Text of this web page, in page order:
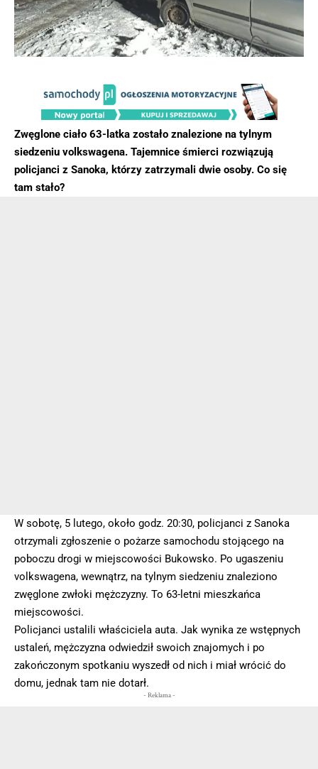
Zwęglone ciało 63-latka zostało znalezione na tylnym
siedzeniu volkswagena. Tajemnice śmierci rozwiązują
policjanci z Sanoka, którzy zatrzymali dwie osoby. Co się
tam stało?
W sobotę, 5 lutego, około godz. 20:30, policjanci z Sanoka
otrzymali zgłoszenie o pożarze samochodu stojącego na
poboczu drogi w miejscowości Bukowsko. Po ugaszeniu
volkswagena, wewnątrz, na tylnym siedzeniu znaleziono
zwęglone zwłoki mężczyzny. To 63-letni mieszkańca
miejscowości.
Policjanci ustalili właściciela auta. Jak wynika ze wstępnych
ustaleń, mężczyzna odwiedził swoich znajomych i po
zakończonym spotkaniu wyszedł od nich i miał wrócić do
domu, jednak tam nie dotarł.
- Reklama -